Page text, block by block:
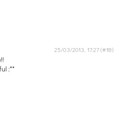
25/03/2013, 17:27
;**